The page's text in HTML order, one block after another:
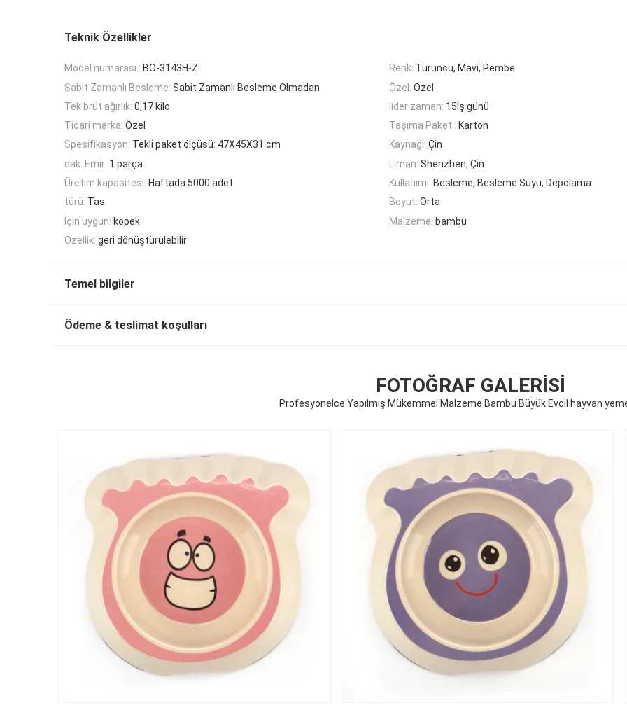
Teknik Özellikler
Model numarası.: BO-3143H-Z Renk: Turuncu, Mavi, Pembe
Sabit Zamanlı Besleme: Sabit Zamanlı Besleme Olmadan Özel: Özel
Tek brüt ağırlık: 0,17 kilo lider zaman: 15İş günü
Ticari marka: Özel Taşıma Paketi: Karton
Spesifikasyon: Tekli paket ölçüsü: 47X45X31 cm Kaynağı: Çin
dak. Emir: 1 parça Liman: Shenzhen, Çin
Üretim kapasitesi: Haftada 5000 adet Kullanımı: Besleme, Besleme Suyu, Depolama
türü: Tas Boyut: Orta
İçin uygun: köpek Malzeme: bambu
Özellik: geri dönüştürülebilir
Temel bilgiler
Ödeme & teslimat koşulları
FOTOĞRAF GALERISI
Profesyonelce Yapılmış Mükemmel Malzeme Bambu Büyük Evcil hayvan